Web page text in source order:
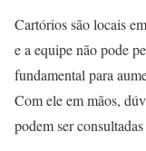
Cartórios são locais
e a equipe não pode
fundamental para
Com ele em mãos,
podem ser